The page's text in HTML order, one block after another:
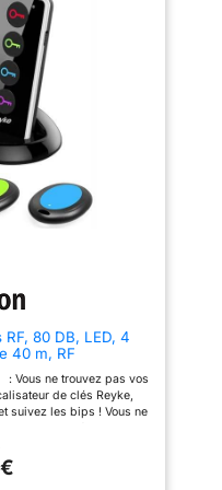
Lorsqu'un autre appareil
Android détecte votre
localisateur, il transmet sa
position la plus récente. Le
localisateur crypte et anonymise
les données pendant la
transmission, garantissant ainsi
que les informations de
localisation ne peuvent être
interceptées ou altérées en
et localisation sur la carte】 :
lorsque le traceur se trouve à
portée du Bluetooth, vous
proximité. Si le traceur se trouve
vous pouvez localiser la
dernière position de l'appareil
objets】 : vous pouvez partager
vos objets avec d'autres
personnes via l'application
personnes de les voir. Si vous
80 DB, LED, 4
40 m, RF
: Vous ne trouvez pas vos
de clés Reyke,
suivez les bips ! Vous ne
et du ruban adhésif
télécommandes,
(traceur pour chat),